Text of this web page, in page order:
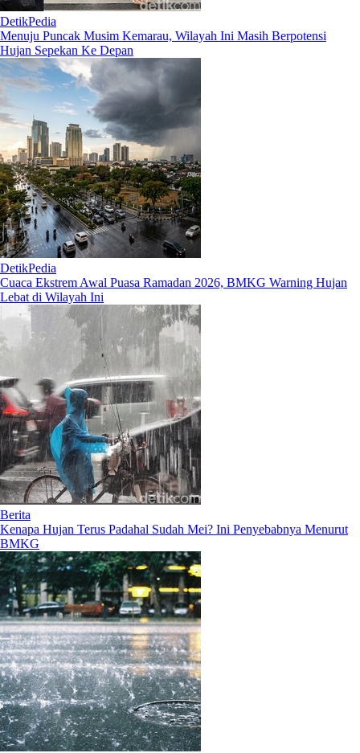
DetikPedia
Menuju Puncak Musim Kemarau, Wilayah Ini Masih Berpotensi
Hujan Sepekan Ke Depan
DetikPedia
Cuaca Ekstrem Awal Puasa Ramadan 2026, BMKG Warning Hujan
Lebat di Wilayah Ini
Berita
Kenapa Hujan Terus Padahal Sudah Mei? Ini Penyebabnya Menurut
BMKG